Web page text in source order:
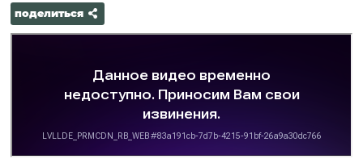
поделиться